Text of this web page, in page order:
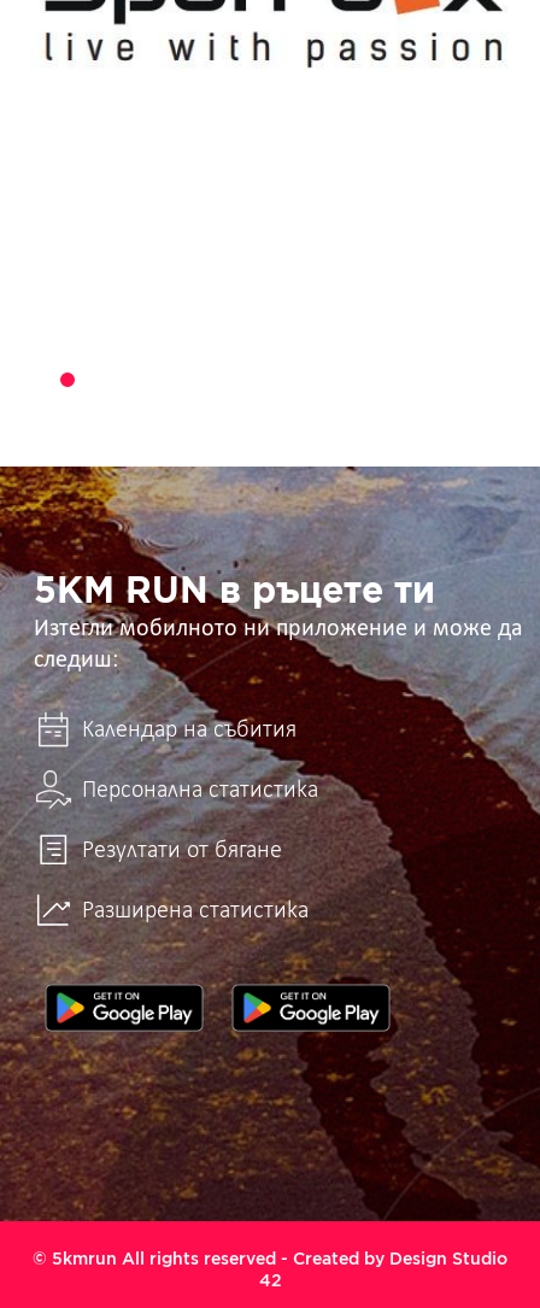
5KM
RUN
в
ръцете
ти 5KM RUN в ръцете ти
Изтегли мобилното ни приложение и може да
следиш:
Календар на събития
Персонална статистика
Резултати от бягане
Разширена статистика
© 5kmrun All rights reserved - Created by Design Studio
42